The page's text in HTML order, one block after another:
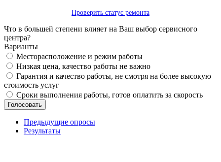
Проверить статус ремонта
Что в большей степени влияет на Ваш выбор сервисного
центра?
Варианты
Месторасположение и режим работы
Низкая цена, качество работы не важно
Гарантия и качество работы, не смотря на более высокую
стоимость услуг
Сроки выполнения работы, готов оплатить за скорость
Предыдущие опросы
Результаты